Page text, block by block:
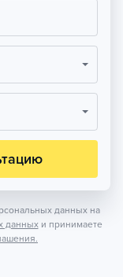
данных на
данных и принимаете